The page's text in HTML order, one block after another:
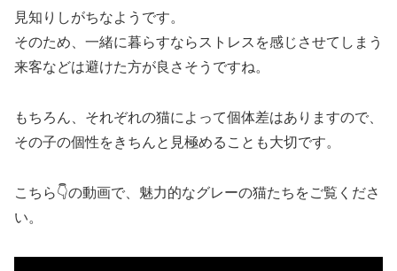
見知りしがちなようです。
そのため、一緒に暮らすならストレスを感じさせてしまう
来客などは避けた方が良さそうですね。
もちろん、それぞれの猫によって個体差はありますので、
その子の個性をきちんと見極めることも大切です。
こちら👇の動画で、魅力的なグレーの猫たちをご覧くださ
い。